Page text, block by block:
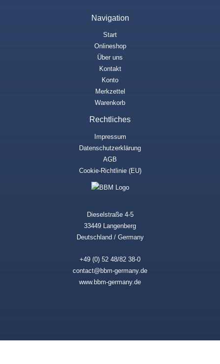
Navigation
Start
Onlineshop
Über uns
Kontakt
Konto
Merkzettel
Warenkorb
Rechtliches
Impressum
Datenschutzerklärung
AGB
Cookie-Richtlinie (EU)
Dieselstraße 4-5
33449 Langenberg
Deutschland / Germany
+49 (0) 52 48/82 38-0
contact@bbm-germany.de
www.bbm-germany.de